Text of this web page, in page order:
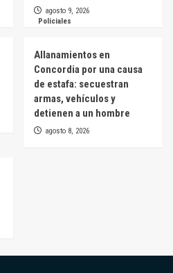
agosto 9, 2026
Policiales
Allanamientos en
Concordia por una causa
de estafa: secuestran
armas, vehículos y
detienen a un hombre
agosto 8, 2026